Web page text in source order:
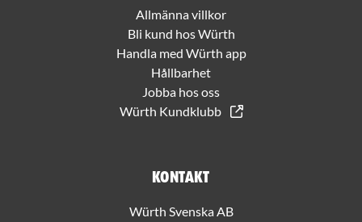
Allmänna villkor
Bli kund hos Würth
Handla med Würth app
Hållbarhet
Jobba hos oss
Würth Kundklubb
Kontakt
Würth Svenska AB